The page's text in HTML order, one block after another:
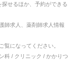
せるほか、予約ができる
師求人、薬剤師求人情報
覧になってください。
科 / クリニック / かかりつ